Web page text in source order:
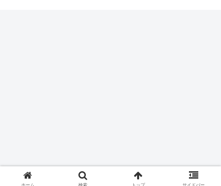
ホーム 検索 トップ サイドバー